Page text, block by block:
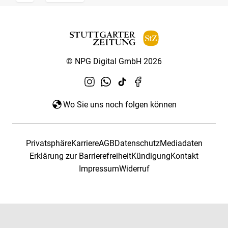
© NPG Digital GmbH 2026
Wo Sie uns noch folgen können
PrivatsphäreKarriereAGBDatenschutzMediadaten
Erklärung zur BarrierefreiheitKündigungKontakt
ImpressumWiderruf